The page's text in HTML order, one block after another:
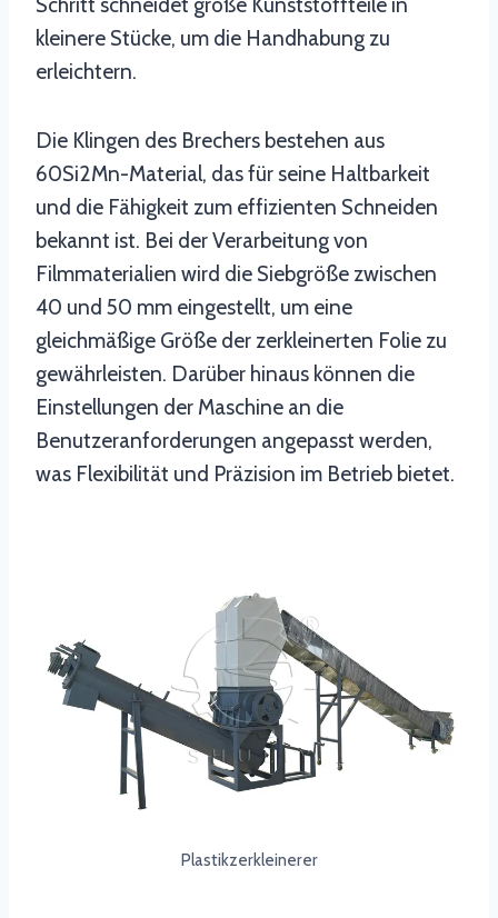
kleinere Stücke, um die Handhabung zu
erleichtern.
Die Klingen des Brechers bestehen aus
60Si2Mn-Material, das für seine Haltbarkeit
und die Fähigkeit zum effizienten Schneiden
bekannt ist. Bei der Verarbeitung von
Filmmaterialien wird die Siebgröße zwischen
40 und 50 mm eingestellt, um eine
gleichmäßige Größe der zerkleinerten Folie zu
gewährleisten. Darüber hinaus können die
Einstellungen der Maschine an die
Benutzeranforderungen angepasst werden,
was Flexibilität und Präzision im Betrieb bietet.
Plastikzerkleinerer